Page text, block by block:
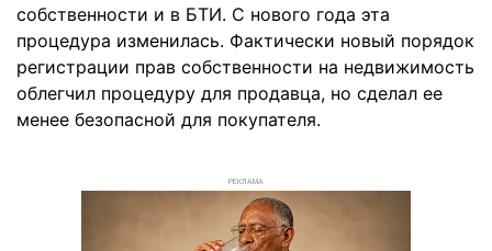
собственности и в БТИ. С нового года эта
процедура изменилась. Фактически новый порядок
регистрации прав собственности на недвижимость
облегчил процедуру для продавца, но сделал ее
менее безопасной для покупателя.
РЕКЛАМА